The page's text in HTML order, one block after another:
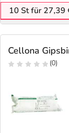
10 St für 27,39
Cellona
(0)